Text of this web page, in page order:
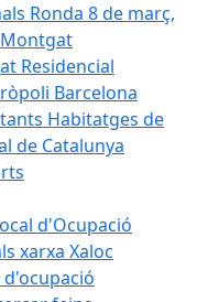
Ronda 8 de març,
Montgat
Residencial
Barcelona
Habitatges de
de Catalunya
d'Ocupació
xarxa Xaloc